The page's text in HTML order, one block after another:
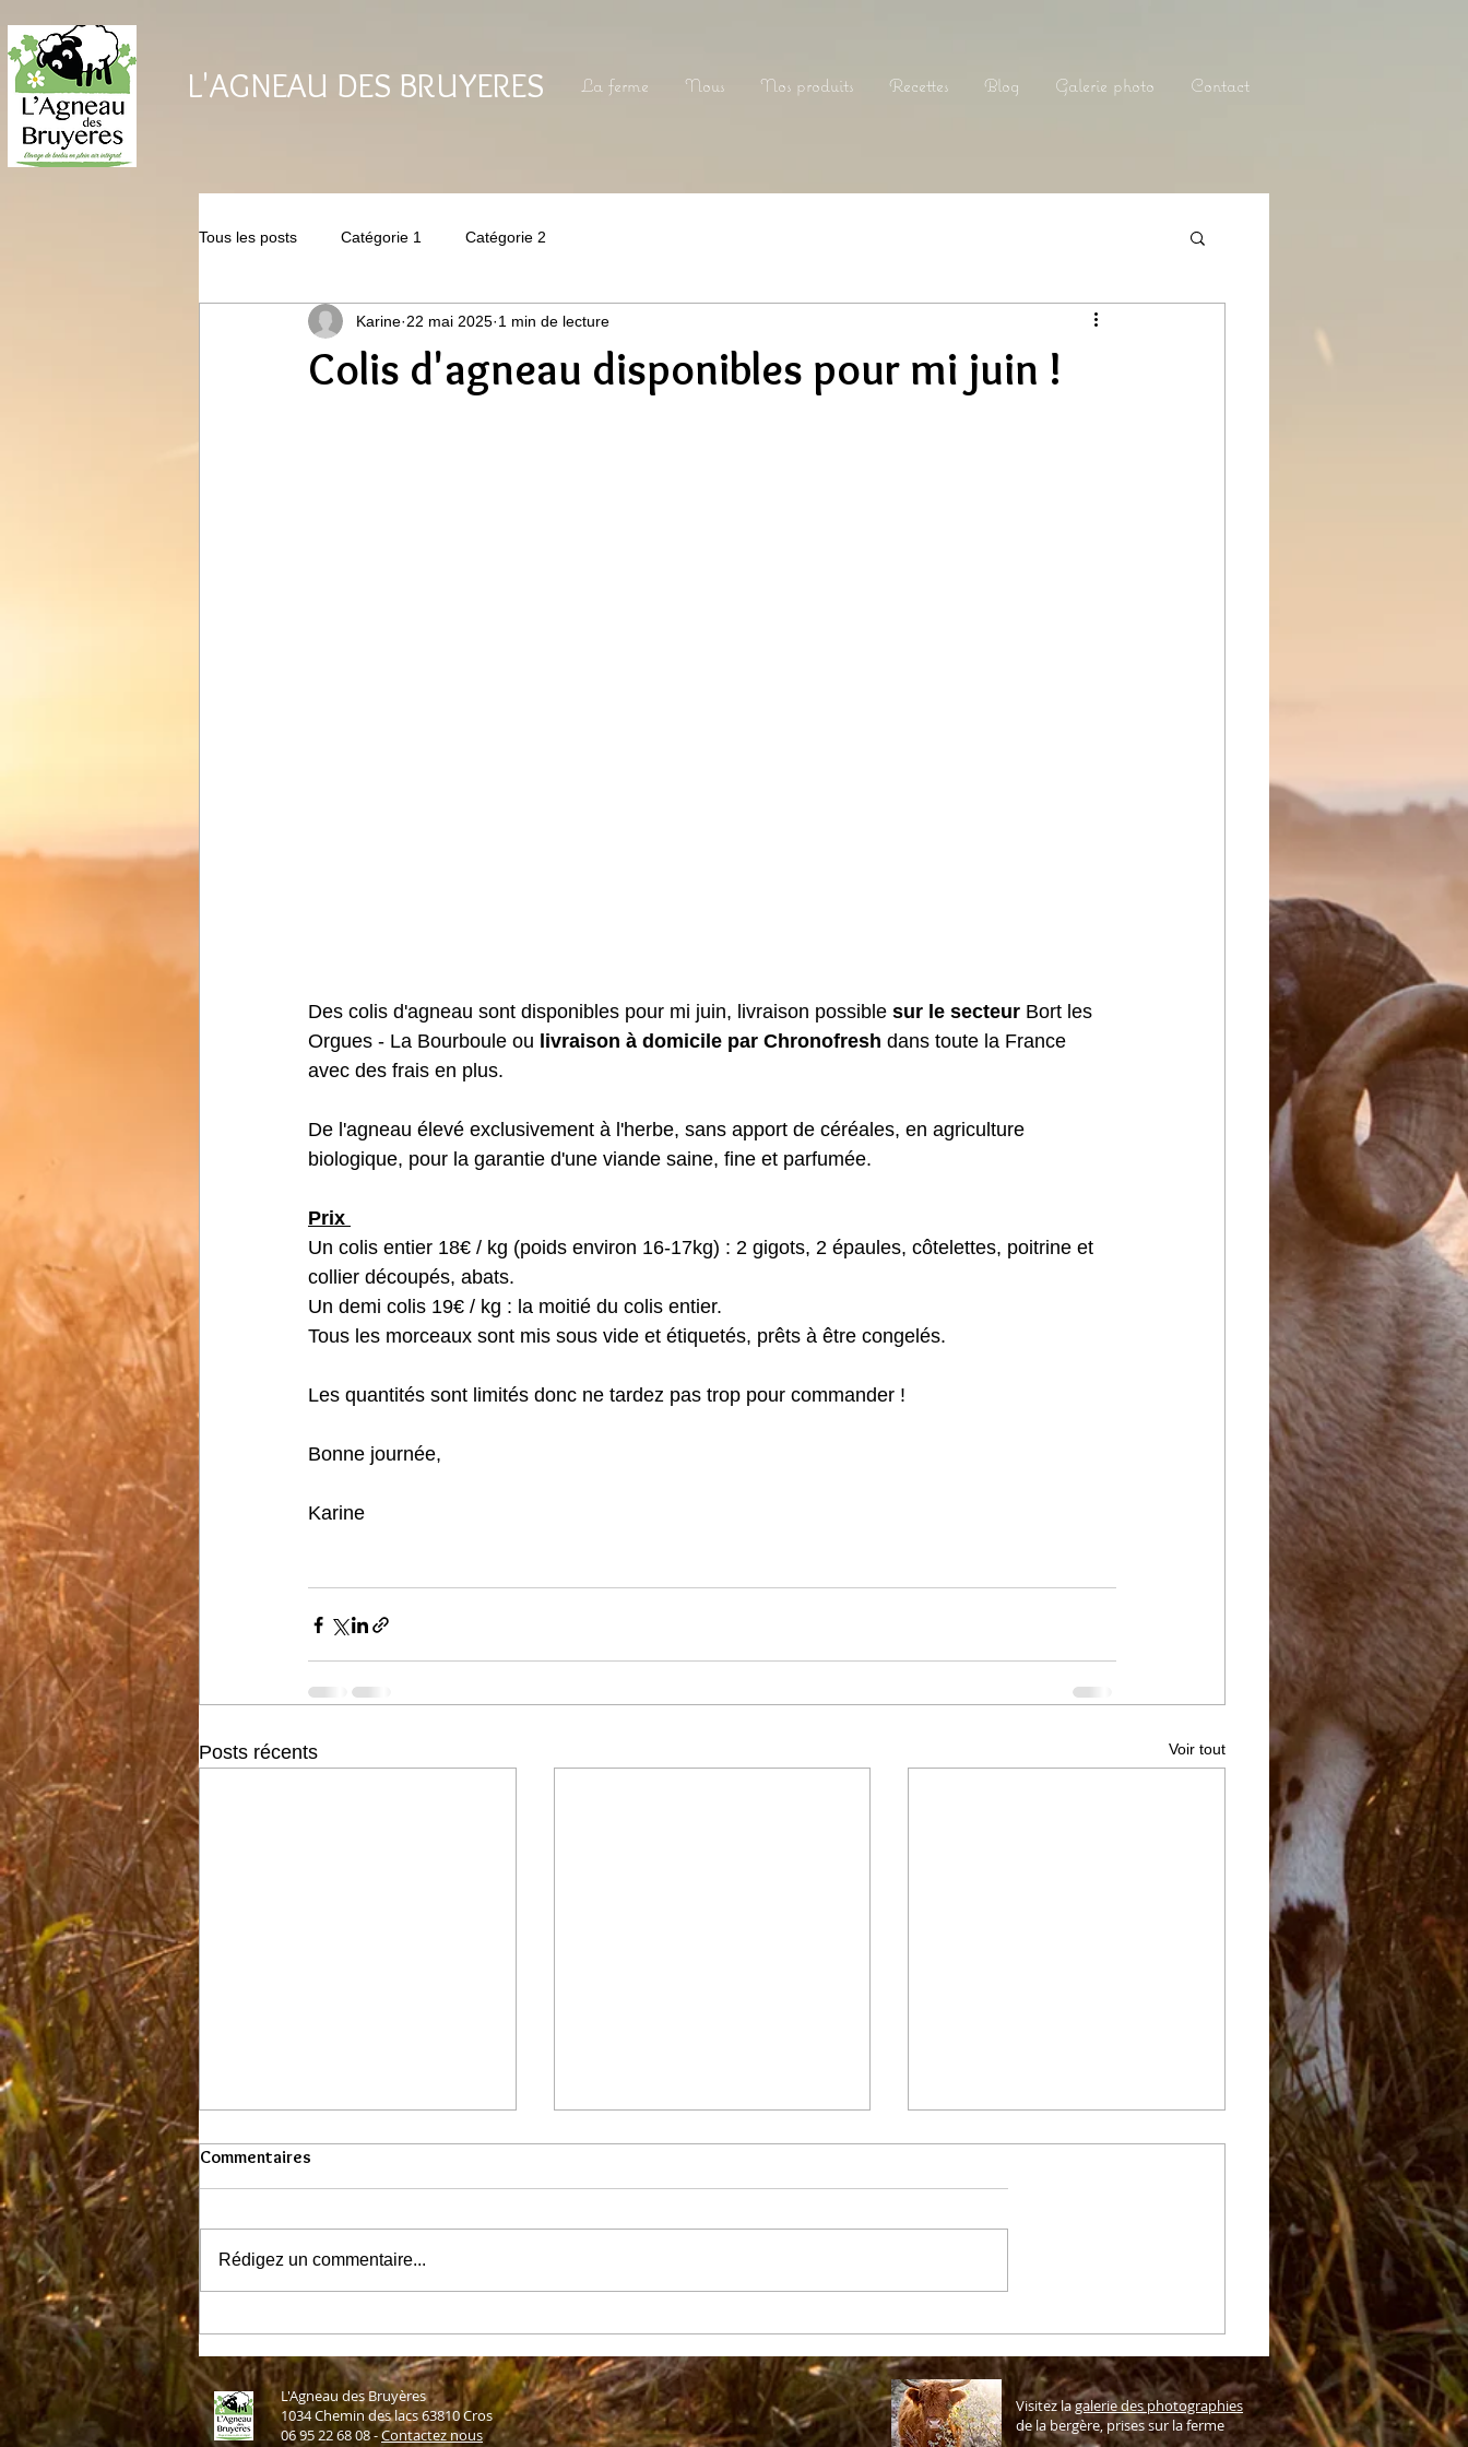
L'AGNEAU DES BRUYERES La ferme Nous Nos produits Recettes Blog Galerie photo Contact
Tous les posts Catégorie 1 Catégorie 2
Colis d'agneau disponibles pour mi juin !
Karine 22 mai 2025 1 min de lecture
Des colis d'agneau sont disponibles pour mi juin, livraison possible sur le secteur Bort les
Orgues - La Bourboule ou livraison à domicile par Chronofresh dans toute la France
avec des frais en plus.
De l'agneau élevé exclusivement à l'herbe, sans apport de céréales, en agriculture
biologique, pour la garantie d'une viande saine, fine et parfumée.
Prix
Un colis entier 18€ / kg (poids environ 16-17kg) : 2 gigots, 2 épaules, côtelettes, poitrine et
collier découpés, abats.
Un demi colis 19€ / kg : la moitié du colis entier.
Tous les morceaux sont mis sous vide et étiquetés, prêts à être congelés.
Les quantités sont limités donc ne tardez pas trop pour commander !
Bonne journée,
Karine
Posts récents Voir tout
Ferrand
Commentaires
Rédigez un commentaire...
L'Agneau des Bruyères
1034 Chemin des lacs 63810 Cros
06 95 22 68 08 -Contactez nous
Visitez lagalerie des photographies
de la bergère, prises sur la ferme